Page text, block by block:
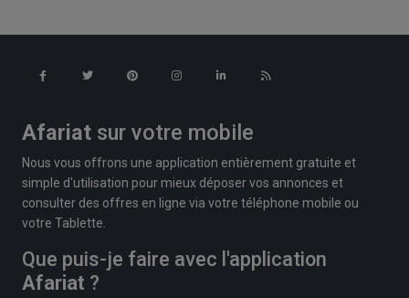
Afariat sur votre mobile
Nous vous offrons une application entièrement gratuite et
simple d'utilisation pour mieux déposer vos annonces et
consulter des offres en ligne via votre téléphone mobile ou
votre Tablette.
Que puis-je faire avec l'application
Afariat ?